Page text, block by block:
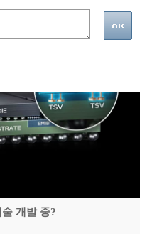
개발 중?